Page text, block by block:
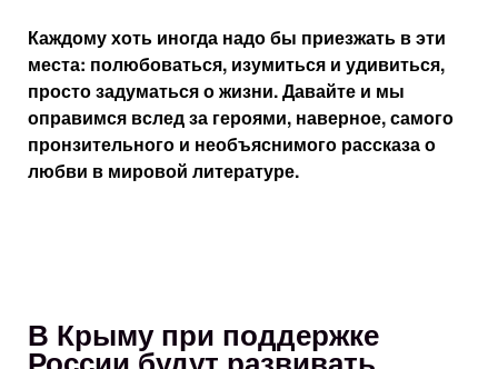
Каждому хоть иногда надо бы приезжать в эти
места: полюбоваться, изумиться и удивиться,
просто задуматься о жизни. Давайте и мы
оправимся вслед за героями, наверное, самого
пронзительного и необъяснимого рассказа о
любви в мировой литературе.
В Крыму при поддержке